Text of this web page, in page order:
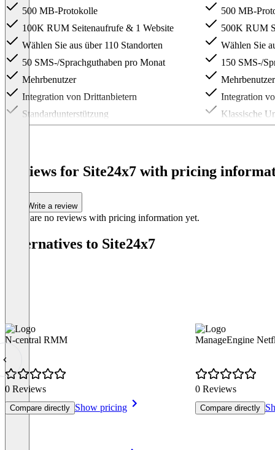
500 MB-Protokolle
100K RUM Seitenaufrufe & 1 Website
Wählen Sie aus über 110 Standorten
50 SMS-/Sprachguthaben pro Monat
Mehrbenutzer
Integration von Drittanbietern
Standardunterstützung
500 MB-
500K RUM
Wählen Sie
150 SMS-/
Mehrbenutzer
Integration
Klassische
Reviews for Site24x7 with pricing
Write a review
There are no reviews with pricing information yet.
Alternatives to Site24x7
N-central RMM
0 Reviews
Compare directly Show pricing
ManageEngine
0 Reviews
Compare directly